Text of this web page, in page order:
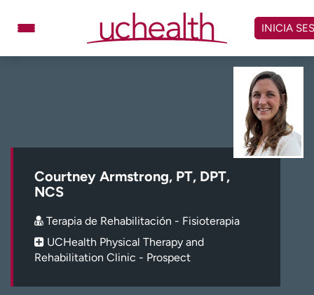
contenido
Facturación y precios
Remisiones
Carreras
Inicie sesión en My Health Connection
INICIA
Courtney Armstrong, PT, DPT,
NCS
Terapia de Rehabilitación - Fisioterapia
UCHealth Physical Therapy and
Rehabilitation Clinic - Prospect